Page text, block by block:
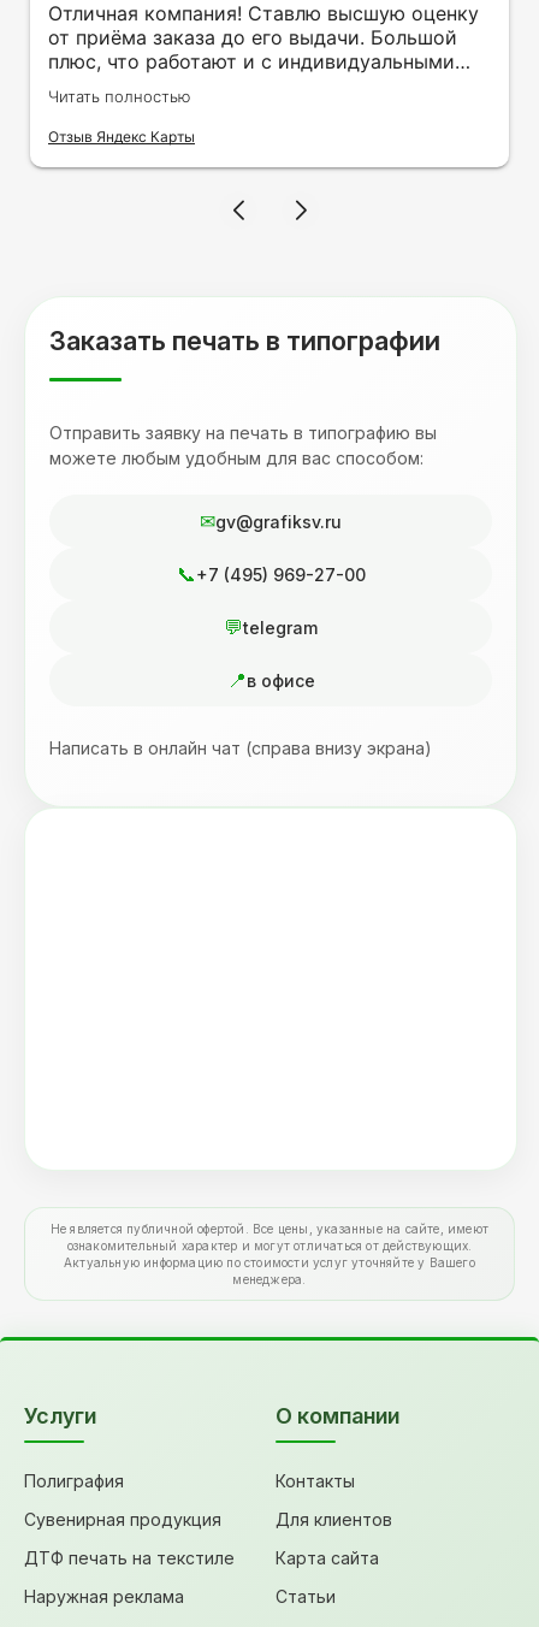
Отличная компания! Ставлю высшую оценку
от приёма заказа до его выдачи. Большой
плюс, что работают и с индивидуальными
заказами. Нелбходимо было нанести принт
на кружку в подарок. Заказ был исполнен
оперативно и ооочень красиво, даже не
терпеливость, отвечала на все мои вопросы.
Читать полностью
Отзыв Яндекс Карты
Заказать печать в типографии
Отправить заявку на печать в типографию вы
можете любым удобным для вас способом:
gv@grafiksv.ru
+7 (495) 969-27-00
telegram
в офисе
Написать в онлайн чат (справа внизу экрана)
Не является публичной офертой. Все цены, указанные на сайте, имеют
ознакомительный характер и могут отличаться от действующих.
Актуальную информацию по стоимости услуг уточняйте у Вашего
менеджера.
Услуги
Полиграфия
Сувенирная продукция
ДТФ печать на текстиле
Наружная реклама
О компании
Контакты
Для клиентов
Карта сайта
Статьи